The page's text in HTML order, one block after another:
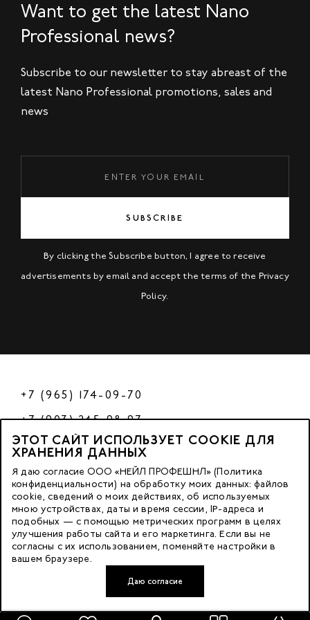
Want to get the latest Nano
Professional news?
Subscribe to our newsletter to stay abreast of the
latest Nano Professional promotions, sales and
news
SUBSCRIBE
By clicking the Subscribe button, I agree to receive
advertisements by email and accept the terms of the Privacy
Policy.
+7 (965) 174-09-70
+7 (903) 245-98-97
РФ
© 2023 Nano Prof
Developed by FACE FAMILY
117342, Russia, Moscow, Butlerova Street. 17, «BC Neo Geo»
floor 3, office 3079
ЭТОТ САЙТ ИСПОЛЬЗУЕТ COOKIE ДЛЯ
ХРАНЕНИЯ ДАННЫХ
Я даю согласие ООО «НЕЙЛ ПРОФЕШНЛ» (Политика
конфиденциальности) на обработку моих данных: файлов
cookie, сведений о моих действиях, об используемых
мною устройствах, даты и время сессии, IP-адреса и
подобных — с помощью метрических программ в целях
улучшения работы сайта и его маркетинга. Если вы не
согласны с их использованием, поменяйте настройки в
вашем браузере.
Даю согласие